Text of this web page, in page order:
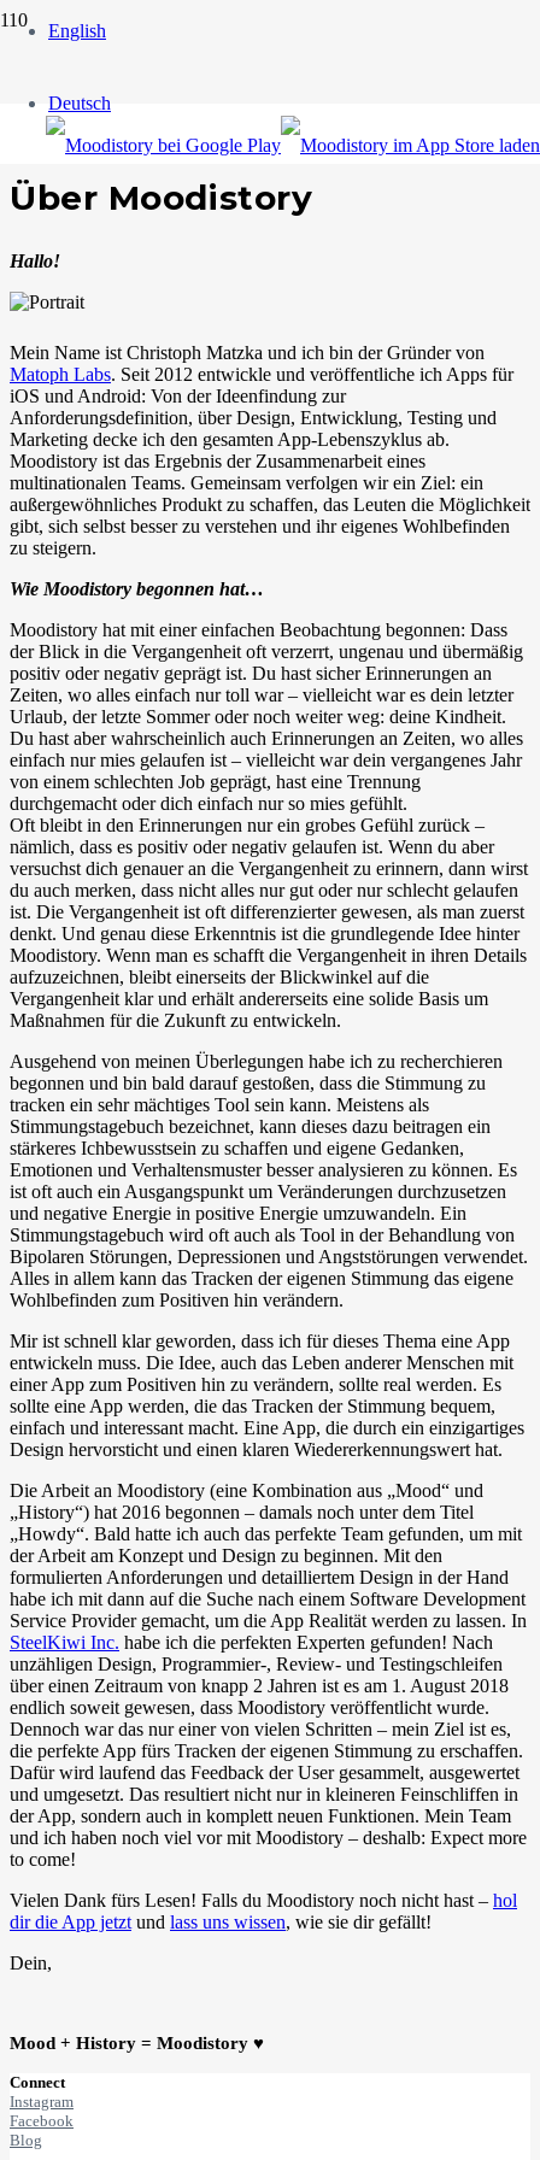
English
Deutsch
Über Moodistory
Hallo!
Mein Name ist Christoph Matzka und ich bin der Gründer von
Matoph Labs. Seit 2012 entwickle und veröffentliche ich Apps für
iOS und Android: Von der Ideenfindung zur
Anforderungsdefinition, über Design, Entwicklung, Testing und
Marketing decke ich den gesamten App-Lebenszyklus ab.
Moodistory ist das Ergebnis der Zusammenarbeit eines
multinationalen Teams. Gemeinsam verfolgen wir ein Ziel: ein
außergewöhnliches Produkt zu schaffen, das Leuten die Möglichkeit
gibt, sich selbst besser zu verstehen und ihr eigenes Wohlbefinden
zu steigern.
Wie Moodistory begonnen hat…
Moodistory hat mit einer einfachen Beobachtung begonnen: Dass
der Blick in die Vergangenheit oft verzerrt, ungenau und übermäßig
positiv oder negativ geprägt ist. Du hast sicher Erinnerungen an
Zeiten, wo alles einfach nur toll war – vielleicht war es dein letzter
Urlaub, der letzte Sommer oder noch weiter weg: deine Kindheit.
Du hast aber wahrscheinlich auch Erinnerungen an Zeiten, wo alles
einfach nur mies gelaufen ist – vielleicht war dein vergangenes Jahr
von einem schlechten Job geprägt, hast eine Trennung
durchgemacht oder dich einfach nur so mies gefühlt.
Oft bleibt in den Erinnerungen nur ein grobes Gefühl zurück –
nämlich, dass es positiv oder negativ gelaufen ist. Wenn du aber
versuchst dich genauer an die Vergangenheit zu erinnern, dann wirst
du auch merken, dass nicht alles nur gut oder nur schlecht gelaufen
ist. Die Vergangenheit ist oft differenzierter gewesen, als man zuerst
denkt. Und genau diese Erkenntnis ist die grundlegende Idee hinter
Moodistory. Wenn man es schafft die Vergangenheit in ihren Details
aufzuzeichnen, bleibt einerseits der Blickwinkel auf die
Vergangenheit klar und erhält andererseits eine solide Basis um
Maßnahmen für die Zukunft zu entwickeln.
Ausgehend von meinen Überlegungen habe ich zu recherchieren
begonnen und bin bald darauf gestoßen, dass die Stimmung zu
tracken ein sehr mächtiges Tool sein kann. Meistens als
Stimmungstagebuch bezeichnet, kann dieses dazu beitragen ein
stärkeres Ichbewusstsein zu schaffen und eigene Gedanken,
Emotionen und Verhaltensmuster besser analysieren zu können. Es
ist oft auch ein Ausgangspunkt um Veränderungen durchzusetzen
und negative Energie in positive Energie umzuwandeln. Ein
Stimmungstagebuch wird oft auch als Tool in der Behandlung von
Bipolaren Störungen, Depressionen und Angststörungen verwendet.
Alles in allem kann das Tracken der eigenen Stimmung das eigene
Wohlbefinden zum Positiven hin verändern.
Mir ist schnell klar geworden, dass ich für dieses Thema eine App
entwickeln muss. Die Idee, auch das Leben anderer Menschen mit
einer App zum Positiven hin zu verändern, sollte real werden. Es
sollte eine App werden, die das Tracken der Stimmung bequem,
einfach und interessant macht. Eine App, die durch ein einzigartiges
Design hervorsticht und einen klaren Wiedererkennungswert hat.
Die Arbeit an Moodistory (eine Kombination aus „Mood“ und
„History“) hat 2016 begonnen – damals noch unter dem Titel
„Howdy“. Bald hatte ich auch das perfekte Team gefunden, um mit
der Arbeit am Konzept und Design zu beginnen. Mit den
formulierten Anforderungen und detailliertem Design in der Hand
habe ich mit dann auf die Suche nach einem Software Development
Service Provider gemacht, um die App Realität werden zu lassen. In
SteelKiwi Inc. habe ich die perfekten Experten gefunden! Nach
unzähligen Design, Programmier-, Review- und Testingschleifen
über einen Zeitraum von knapp 2 Jahren ist es am 1. August 2018
endlich soweit gewesen, dass Moodistory veröffentlicht wurde.
Dennoch war das nur einer von vielen Schritten – mein Ziel ist es,
die perfekte App fürs Tracken der eigenen Stimmung zu erschaffen.
Dafür wird laufend das Feedback der User gesammelt, ausgewertet
und umgesetzt. Das resultiert nicht nur in kleineren Feinschliffen in
der App, sondern auch in komplett neuen Funktionen. Mein Team
und ich haben noch viel vor mit Moodistory – deshalb: Expect more
to come!
Vielen Dank fürs Lesen! Falls du Moodistory noch nicht hast – hol
dir die App jetztund lass uns wissen, wie sie dir gefällt!
Dein,
Mood + History = Moodistory ♥
Connect
Instagram
Facebook
Blog